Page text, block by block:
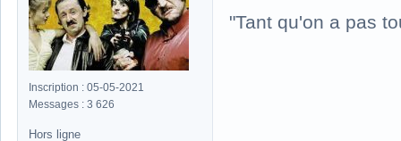
Inscription : 05-05-2021
Messages : 3 626
"Tant qu'on a pas
Hors ligne